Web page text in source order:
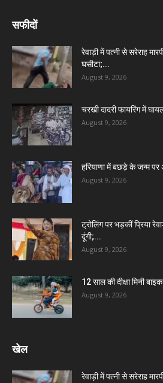
सफीदों
रेवाड़ी में पत्नी से सरेराह
घसीटा;...
August 9, 2026
चरखी दादरी फायरिंग में
August 9, 2026
हरियाणा में बछड़े के जन्म पर
August 9, 2026
ट्रोलिंग पर भड़कीं प्रिया
दूंगी;...
August 9, 2026
12 साल की दीक्षा मिनी
August 9, 2026
खेल
रेवाड़ी में पत्नी से सरेराह